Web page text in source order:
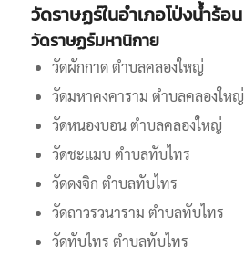
วัดราษฏร์ในอำเภอโป่งน้ำร้อน
วัดราษฏร์มหานิกาย
วัดผักกาด ตำบลคลองใหญ่
วัดมหาคงคาราม ตำบลคลองใหญ่
วัดหนองบอน ตำบลคลองใหญ่
วัดชะแมบ ตำบลทับไทร
วัดดงจิก ตำบลทับไทร
วัดถาวรวนาราม ตำบลทับไทร
วัดทับไทร ตำบลทับไทร